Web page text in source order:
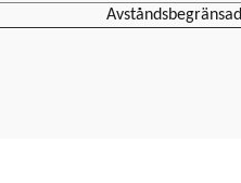
Avståndsbegränsad